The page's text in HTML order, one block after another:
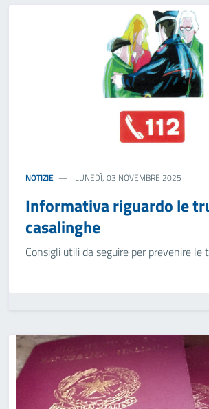
NOTIZIE LUNEDÌ, 03 NOVEMBRE 2025
Informativa riguardo le
casalinghe
Consigli utili da seguire per prevenire le